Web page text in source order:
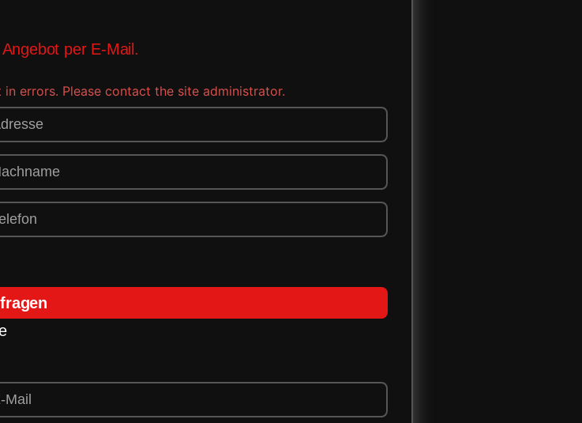
per E-Mail.
errors. Please contact the site administrator.